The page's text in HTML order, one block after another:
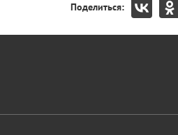
Поделиться: